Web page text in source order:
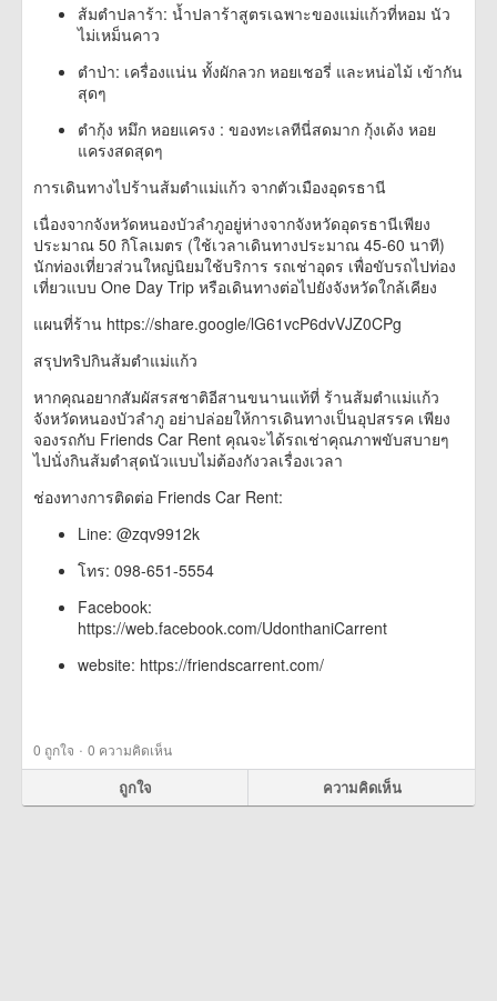
ส้มตำปลาร้า: น้ำปลาร้าสูตรเฉพาะของแม่แก้วที่หอม นัว
ไม่เหม็นคาว
ตำป่า: เครื่องแน่น ทั้งผักลวก หอยเชอรี่ และหน่อไม้ เข้ากัน
สุดๆ
ตำกุ้ง หมึก หอยแครง : ของทะเลทีนี่สดมาก กุ้งเด้ง หอย
แครงสดสุดๆ
การเดินทางไปร้านส้มตำแม่แก้ว จากตัวเมืองอุดรธานี
เนื่องจากจังหวัดหนองบัวลำภูอยู่ห่างจากจังหวัดอุดรธานีเพียง
ประมาณ 50 กิโลเมตร (ใช้เวลาเดินทางประมาณ 45-60 นาที)
นักท่องเที่ยวส่วนใหญ่นิยมใช้บริการ รถเช่าอุดร เพื่อขับรถไปท่อง
เที่ยวแบบ One Day Trip หรือเดินทางต่อไปยังจังหวัดใกล้เคียง
แผนที่ร้าน https://share.google/lG61vcP6dvVJZ0CPg
สรุปทริปกินส้มตำแม่แก้ว
หากคุณอยากสัมผัสรสชาติอีสานขนานแท้ที่ ร้านส้มตำแม่แก้ว
จังหวัดหนองบัวลำภู อย่าปล่อยให้การเดินทางเป็นอุปสรรค เพียง
จองรถกับ Friends Car Rent คุณจะได้รถเช่าคุณภาพขับสบายๆ
ไปนั่งกินส้มตำสุดนัวแบบไม่ต้องกังวลเรื่องเวลา
ช่องทางการติดต่อ Friends Car Rent:
Line: @zqv9912k
โทร: 098-651-5554
Facebook:
https://web.facebook.com/UdonthaniCarrent
website: https://friendscarrent.com/
0 ถูกใจ · 0 ความคิดเห็น
ถูกใจ ความคิดเห็น